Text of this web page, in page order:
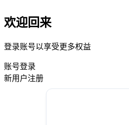
欢迎回来
登录账号以享受更多权益
账号登录
新用户注册